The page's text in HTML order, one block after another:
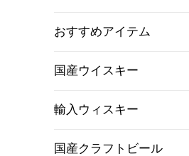
おすすめアイテム
国産ウイスキー
輸入ウィスキー
国産クラフトビール